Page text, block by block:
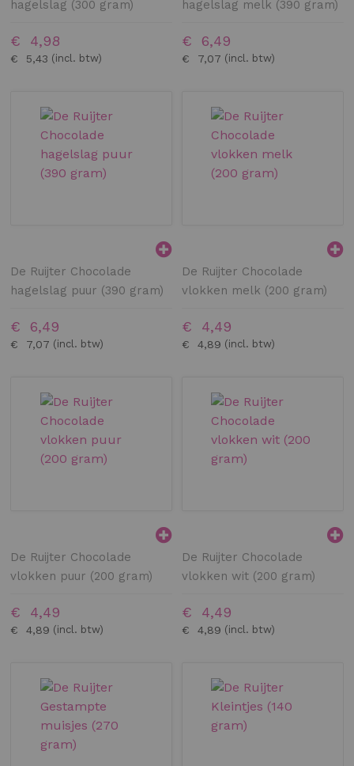
hagelslag (300 gram)
€ 5,43
€ 4,98
hagelslag melk (390 gram)
€ 7,07
€ 6,49
De Ruijter Chocolade
hagelslag puur (390 gram)
€ 7,07
€ 6,49
De Ruijter Chocolade
vlokken melk (200 gram)
€ 4,89
€ 4,49
De Ruijter Chocolade
vlokken puur (200 gram)
€ 4,89
€ 4,49
De Ruijter Chocolade
vlokken wit (200 gram)
€ 4,89
€ 4,49